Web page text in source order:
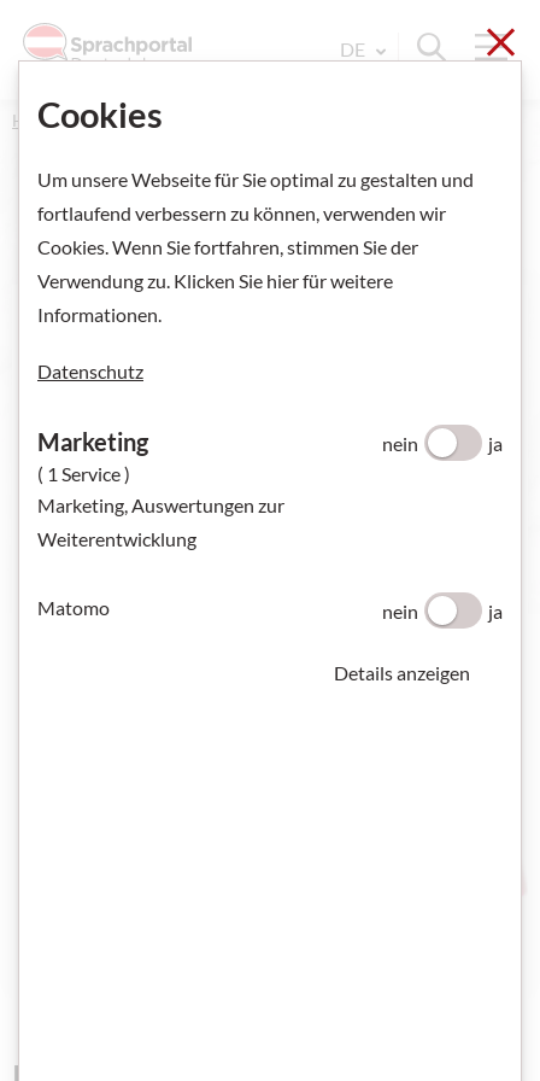
Suche
Sprache Wechseln.
DE
Home
VORSCHAU ANZEIGEN
Cookies
Um unsere Webseite für Sie optimal zu gestalten und
fortlaufend verbessern zu können, verwenden wir
Cookies. Wenn Sie fortfahren, stimmen Sie der
Verwendung zu. Klicken Sie hier für weitere
Informationen.
Datenschutz
Marketing
( 1 Service )
Marketing, Auswertungen zur
Weiterentwicklung
nein ja
Matomo nein ja
Details anzeigen